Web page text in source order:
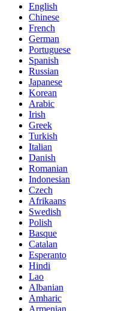
English
Chinese
French
German
Portuguese
Spanish
Russian
Japanese
Korean
Arabic
Irish
Greek
Turkish
Italian
Danish
Romanian
Indonesian
Czech
Afrikaans
Swedish
Polish
Basque
Catalan
Esperanto
Hindi
Lao
Albanian
Amharic
Armenian